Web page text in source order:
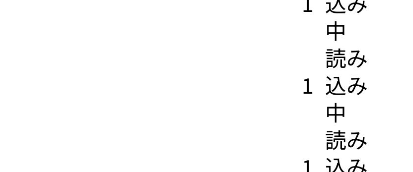
中
1
​読み
込み
中
​読み